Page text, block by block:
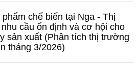
chế biến tại Nga - Thị
cầu ổn định và cơ hội cho
sản xuất (Phân tích thị trường
tháng 3/2026)